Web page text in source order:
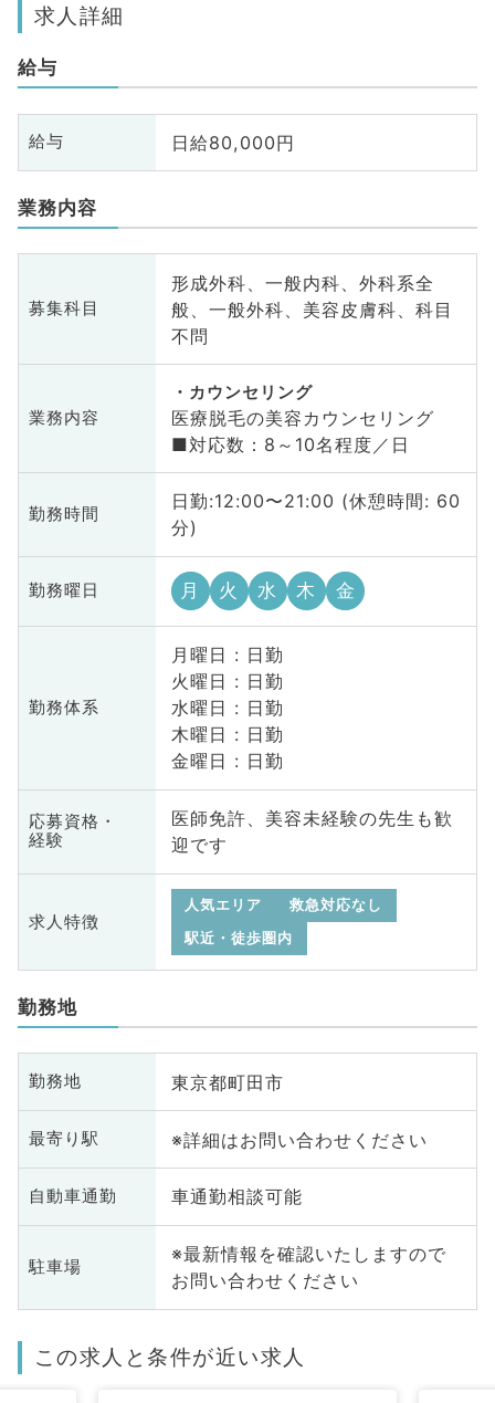
求人詳細
給与
給与 日給80,000円
業務内容
募集科目
形成外科、一般内科、外科系全
般、一般外科、美容皮膚科、科目
不問
業務内容
カウンセリング
医療脱毛の美容カウンセリング
■対応数：8～10名程度／日
勤務時間
日勤:12:00〜21:00 (休憩時間: 60
分)
勤務曜日 月 火 水 木 金
勤務体系
月曜日 : 日勤
火曜日 : 日勤
水曜日 : 日勤
木曜日 : 日勤
金曜日 : 日勤
応募資格・
経験
医師免許、美容未経験の先生も歓
迎です
求人特徴
人気エリア
救急対応なし
駅近・徒歩圏内
勤務地
勤務地 東京都町田市
最寄り駅 ※詳細はお問い合わせください
自動車通勤 車通勤相談可能
駐車場
※最新情報を確認いたしますので
お問い合わせください
この求人と条件が近い求人